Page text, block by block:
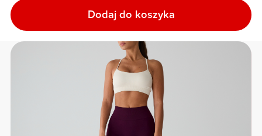
Dodaj do koszyka